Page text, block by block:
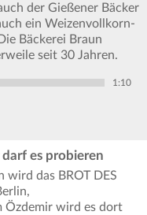
der Gießener Bäcker
ein Weizenvollkorn-
Bäckerei Braun
seit 30 Jahren.
1:10
es probieren
das BROT DES
Özdemir wird es dort